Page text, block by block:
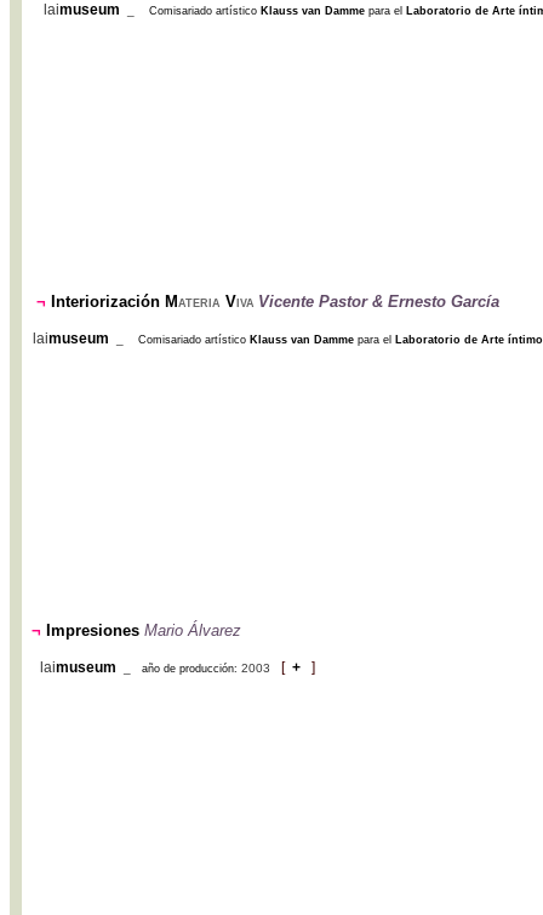
laimuseum Comisariado artístico Klauss van Damme para el Laboratorio de Arte
¬ Interiorización M ATERIA V IVA Vicente Pastor & Ernesto García
laimuseum Comisariado artístico Klauss van Damme para el Laboratorio de Arte íntimo
¬ Impresiones Mario Álvarez
laimuseum año de producción: 2003 [ + ]